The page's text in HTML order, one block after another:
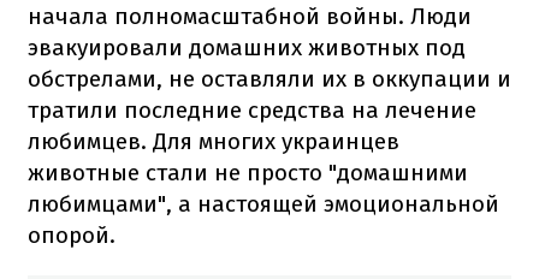
начала полномасштабной войны. Люди
эвакуировали домашних животных под
обстрелами, не оставляли их в оккупации и
тратили последние средства на лечение
любимцев. Для многих украинцев
животные стали не просто "домашними
любимцами", а настоящей эмоциональной
опорой.